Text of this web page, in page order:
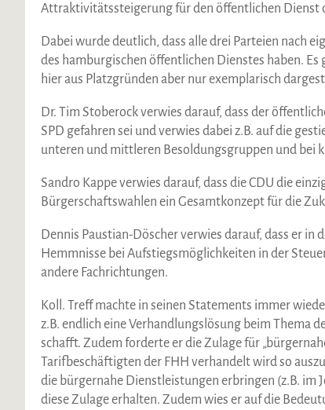
Attraktivitätssteigerung für den öffentlichen Dienst
Dabei wurde deutlich, dass alle drei Parteien nach
des hamburgischen öffentlichen Dienstes haben.
hier aus Platzgründen aber nur exemplarisch
Dr. Tim Stoberock verwies darauf, dass der
SPD gefahren sei und verwies dabei z.B. auf die
unteren und mittleren Besoldungsgruppen und bei
Sandro Kappe verwies darauf, dass die CDU die
Bürgerschaftswahlen ein Gesamtkonzept für die
Dennis Paustian-Döscher verwies darauf, dass er
Hemmnisse bei Aufstiegsmöglichkeiten in der
andere Fachrichtungen.
Koll. Treff machte in seinen Statements immer
z.B. endlich eine Verhandlungslösung beim Thema
schafft. Zudem forderte er die Zulage für
Tarifbeschäftigten der FHH verhandelt wird so
die bürgernahe Dienstleistungen erbringen (z.B.
diese Zulage erhalten. Zudem wies er auf die